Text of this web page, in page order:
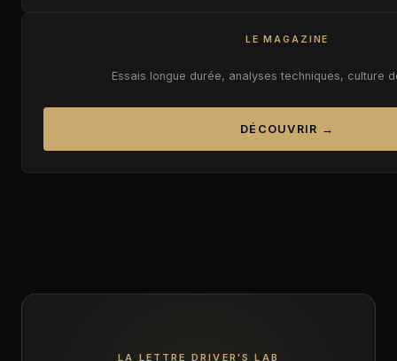
LE MAGAZINE
Essais longue durée, analyses techniques, culture
DÉCOUVRIR →
LA LETTRE DRIVER'S LAB